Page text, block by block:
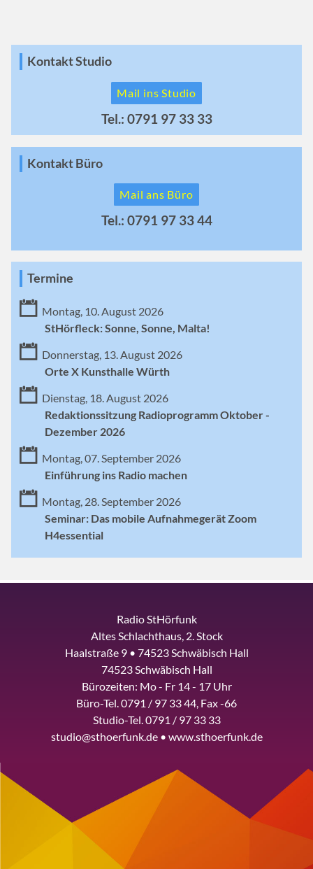
Kontakt Studio
Mail ins Studio
Tel.: 0791 97 33 33
Kontakt Büro
Mail ans Büro
Tel.: 0791 97 33 44
Termine
Montag, 10. August 2026
StHörfleck: Sonne, Sonne, Malta!
Donnerstag, 13. August 2026
Orte X Kunsthalle Würth
Dienstag, 18. August 2026
Redaktionssitzung Radioprogramm Oktober -
Dezember 2026
Montag, 07. September 2026
Einführung ins Radio machen
Montag, 28. September 2026
Seminar: Das mobile Aufnahmegerät Zoom
H4essential
Radio StHörfunk
Altes Schlachthaus, 2. Stock
Haalstraße 9 • 74523 Schwäbisch Hall
74523 Schwäbisch Hall
Bürozeiten: Mo - Fr 14 - 17 Uhr
Büro-Tel. 0791 / 97 33 44, Fax -66
Studio-Tel. 0791 / 97 33 33
studio@sthoerfunk.de • www.sthoerfunk.de